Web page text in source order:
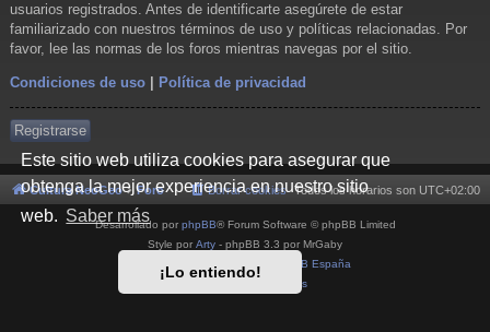
Este sitio web utiliza cookies para asegurar que
obtenga la mejor experiencia en nuestro sitio
web. Saber más
¡Lo entiendo!
usuarios registrados. Antes de identificarte asegúrete de estar
familiarizado con nuestros términos de uso y políticas relacionadas. Por
favor, lee las normas de los foros mientras navegas por el sitio.
Condiciones de uso Política de privacidad
Registrarse
Cultura NeoGeo Foro Todos los horarios son UTC+02:00
Borrar cookies
Desarrollado por phpBB® Forum Software © phpBB Limited
Style por Arty - phpBB 3.3 por MrGaby
phpBB España
Condiciones